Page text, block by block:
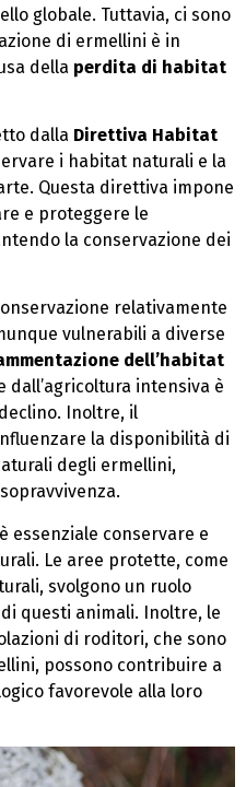
globale. Tuttavia, ci sono
di ermellini è in
della perdita di habitat
dalla Direttiva Habitat
i habitat naturali e la
Questa direttiva impone
e proteggere le
la conservazione dei
relativamente
vulnerabili a diverse
dell’habitat
dall’agricoltura intensiva è
Inoltre, il
la disponibilità di
degli ermellini,
essenziale conservare e
Le aree protette, come
svolgono un ruolo
questi animali. Inoltre, le
di roditori, che sono
possono contribuire a
favorevole alla loro